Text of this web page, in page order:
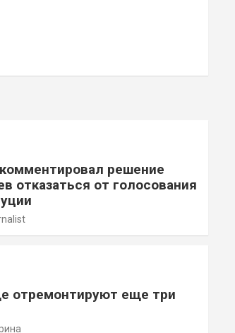
решение
отказаться от голосования
отремонтируют еще три